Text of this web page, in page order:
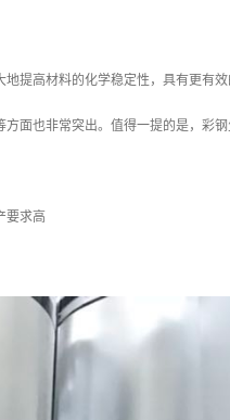
提高材料的化学稳定性，具有更有
面也非常突出。值得一提的是，彩
要求高